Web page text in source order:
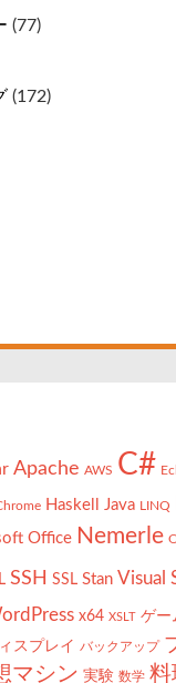
(77)
(172)
Apache AWS C#
Haskell Java LINQ
Office Nemerle
SSH SSL Stan Visual
x64 XSLT ゲー
スプレイ バックアップ
マシン 実験 数学 料